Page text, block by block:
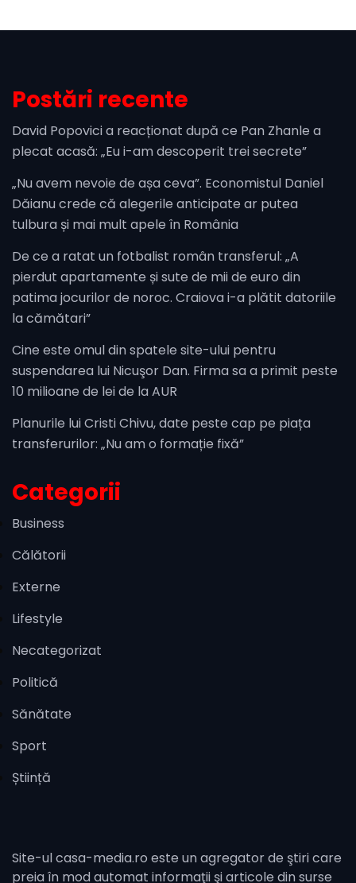
Postări recente
David Popovici a reacționat după ce Pan Zhanle a
plecat acasă: „Eu i-am descoperit trei secrete”
„Nu avem nevoie de așa ceva”. Economistul Daniel
Dăianu crede că alegerile anticipate ar putea
tulbura și mai mult apele în România
De ce a ratat un fotbalist român transferul: „A
pierdut apartamente și sute de mii de euro din
patima jocurilor de noroc. Craiova i-a plătit datoriile
la cămătari”
Cine este omul din spatele site-ului pentru
suspendarea lui Nicuşor Dan. Firma sa a primit peste
10 milioane de lei de la AUR
Planurile lui Cristi Chivu, date peste cap pe piața
transferurilor: „Nu am o formație fixă”
Categorii
Business
Călătorii
Externe
Lifestyle
Necategorizat
Politică
Sănătate
Sport
Știință
Site-ul casa-media.ro este un agregator de ştiri care
preia în mod automat informaţii şi articole din surse